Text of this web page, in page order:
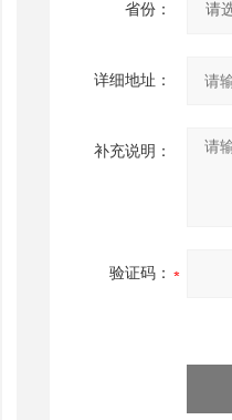
省份：
详细地址：
补充说明：
验证码：